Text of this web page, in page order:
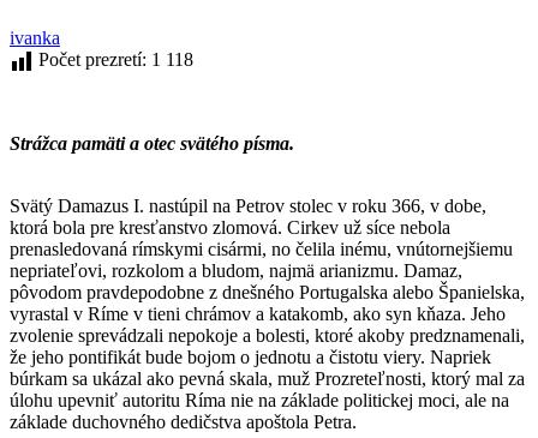
ivanka
Počet prezretí: 1 118
Strážca pamäti a otec svätého písma.
Svätý Damazus I. nastúpil na Petrov stolec v roku 366, v dobe,
ktorá bola pre kresťanstvo zlomová. Cirkev už síce nebola
prenasledovaná rímskymi cisármi, no čelila inému, vnútornejšiemu
nepriateľovi, rozkolom a bludom, najmä arianizmu. Damaz,
pôvodom pravdepodobne z dnešného Portugalska alebo Španielska,
vyrastal v Ríme v tieni chrámov a katakomb, ako syn kňaza. Jeho
zvolenie sprevádzali nepokoje a bolesti, ktoré akoby predznamenali,
že jeho pontifikát bude bojom o jednotu a čistotu viery. Napriek
búrkam sa ukázal ako pevná skala, muž Prozreteľnosti, ktorý mal za
úlohu upevniť autoritu Ríma nie na základe politickej moci, ale na
základe duchovného dedičstva apoštola Petra.